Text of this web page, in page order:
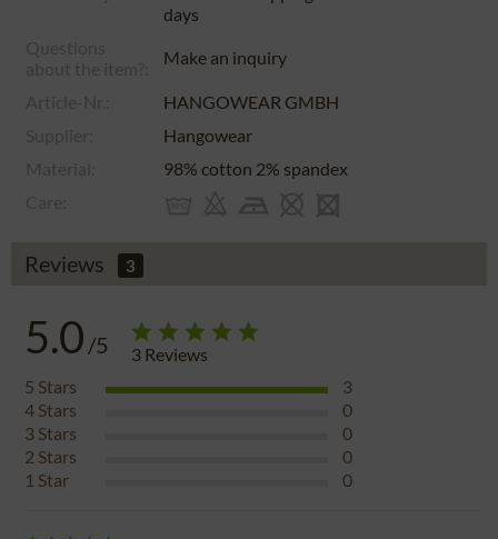
days
Make an inquiry
HANGOWEAR GMBH
Hangowear
98% cotton 2% spandex
Reviews 3
5.0 /5 3 Reviews
5 Stars
3
4 Stars
0
3 Stars
0
2 Stars
0
1 Star 0